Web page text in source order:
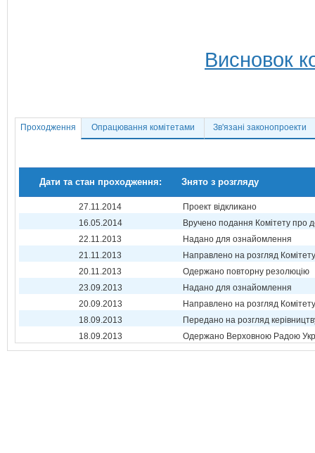
Висновок
Проходження Опрацювання комітетами Зв'язані законопроекти
Дати та стан проходження: Знято з розгляду
27.11.2014
Проект відкликано
16.05.2014
Вручено подання Комітету про
22.11.2013
Надано для ознайомлення
21.11.2013
Направлено на розгляд Комітету
20.11.2013
Одержано повторну резолюцію
23.09.2013
Надано для ознайомлення
20.09.2013
Направлено на розгляд Комітету
18.09.2013
Передано на розгляд
18.09.2013
Одержано Верховною Радою